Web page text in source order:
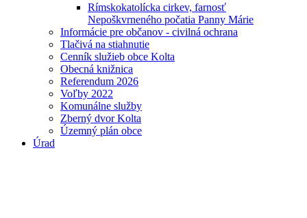
Rímskokatolícka cirkev, farnosť
Nepoškvrneného počatia Panny Márie
Informácie pre občanov - civilná ochrana
Tlačivá na stiahnutie
Cenník služieb obce Kolta
Obecná knižnica
Referendum 2026
Voľby 2022
Komunálne služby
Zberný dvor Kolta
Územný plán obce
Úrad